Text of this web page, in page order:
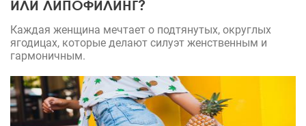
ИЛИ ЛИПОФИЛИНГ?
Каждая женщина мечтает о подтянутых, округлых
ягодицах, которые делают силуэт женственным и
гармоничным.